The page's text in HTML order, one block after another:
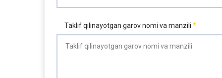
Taklif qilinayotgan garov nomi va manzili